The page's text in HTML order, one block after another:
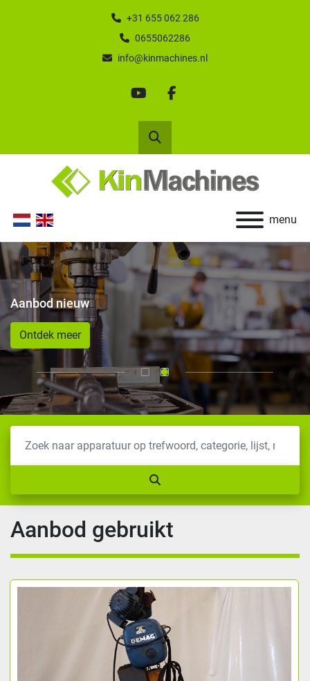
+31 655 062 286
0655062286
info@kinmachines.nl
youtubefacebook
Zoek
menu
Aanbod nieuw
Ontdek meer
Aanbod gebruikt